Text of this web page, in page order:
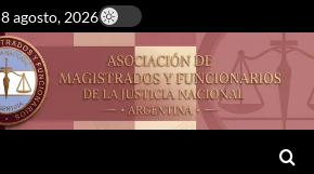
8 agosto, 2026